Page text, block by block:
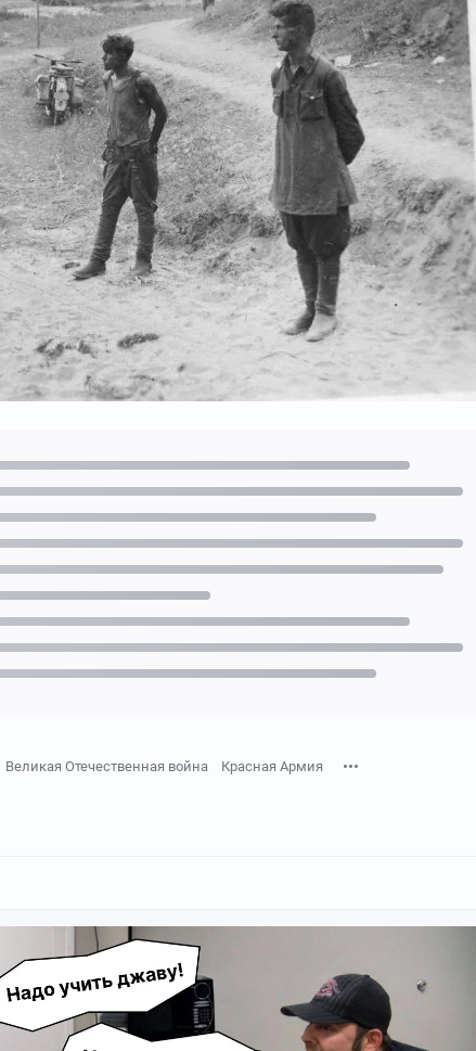
Великая Отечественная война Красная Армия